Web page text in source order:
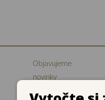
Objavujeme
novinky
značiek